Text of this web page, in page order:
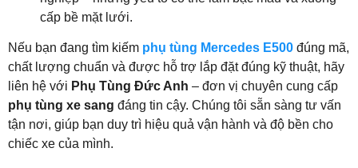
cấp bề mặt lưới.
Nếu bạn đang tìm kiếm phụ tùng Mercedes E500 đúng mã,
chất lượng chuẩn và được hỗ trợ lắp đặt đúng kỹ thuật, hãy
liên hệ với Phụ Tùng Đức Anh – đơn vị chuyên cung cấp
phụ tùng xe sang đáng tin cậy. Chúng tôi sẵn sàng tư vấn
tận nơi, giúp bạn duy trì hiệu quả vận hành và độ bền cho
chiếc xe của mình.